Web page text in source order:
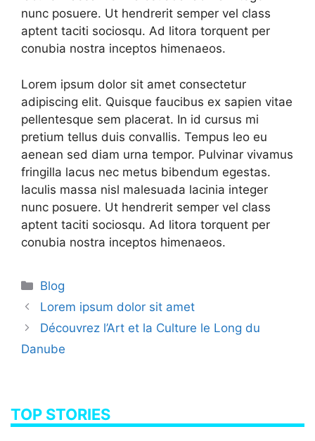
nunc posuere. Ut hendrerit semper vel class
aptent taciti sociosqu. Ad litora torquent per
conubia nostra inceptos himenaeos.
Lorem ipsum dolor sit amet consectetur
adipiscing elit. Quisque faucibus ex sapien vitae
pellentesque sem placerat. In id cursus mi
pretium tellus duis convallis. Tempus leo eu
aenean sed diam urna tempor. Pulvinar vivamus
fringilla lacus nec metus bibendum egestas.
Iaculis massa nisl malesuada lacinia integer
nunc posuere. Ut hendrerit semper vel class
aptent taciti sociosqu. Ad litora torquent per
conubia nostra inceptos himenaeos.
Categories
Blog
Lorem ipsum dolor sit amet
Découvrez l’Art et la Culture le Long du
Danube
TOP STORIES